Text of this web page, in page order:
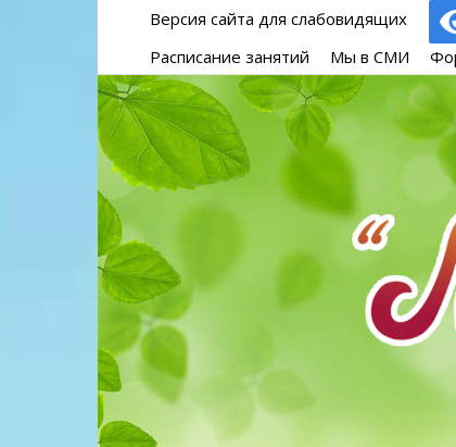
Версия сайта для слабовидящих
Расписание занятий
Мы в СМИ